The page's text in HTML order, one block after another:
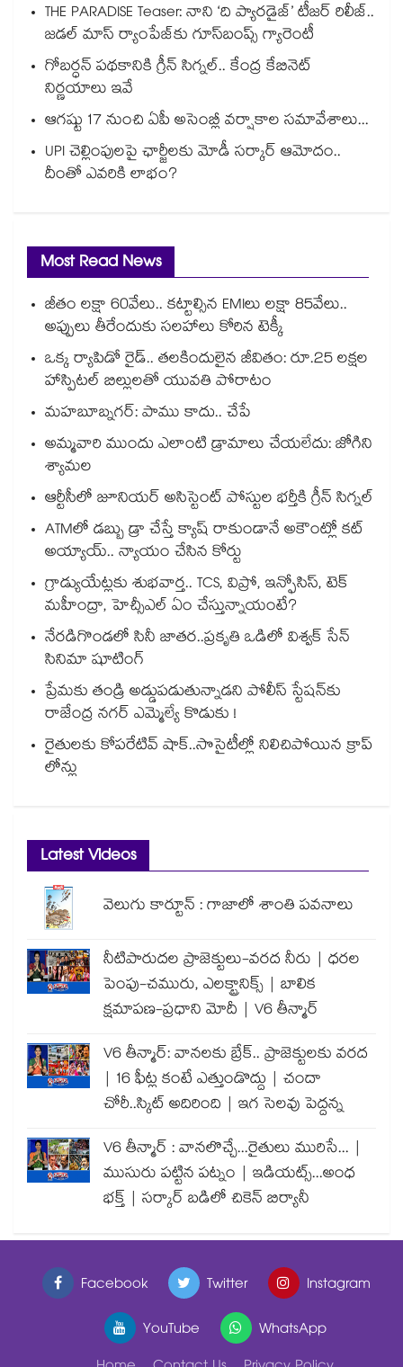
THE PARADISE Teaser: నాని ‘ది ప్యారడైజ్‌‌’ టీజర్ రిలీజ్..
జడల్ మాస్ ర్యాంపేజ్‌కు గూస్‌బంప్స్ గ్యారెంటీ
గోబర్ధన్ పథకానికి గ్రీన్ సిగ్నల్.. కేంద్ర కేబినెట్
నిర్ణయాలు ఇవే
ఆగష్టు 17 నుంచి ఏపీ అసెంబ్లీ వర్షాకాల సమావేశాలు...
UPI చెల్లింపులపై ఛార్జీలకు మోడీ సర్కార్ ఆమోదం..
దీంతో ఎవరికి లాభం?
Most Read News
జీతం లక్షా 60వేలు.. కట్టాల్సిన EMIలు లక్షా 85వేలు..
అప్పులు తీరేందుకు సలహాలు కోరిన టెక్కీ
ఒక్క ర్యాపిడో రైడ్.. తలకిందులైన జీవితం: రూ.25 లక్షల
హాస్పిటల్ బిల్లులతో యువతి పోరాటం
మహబూబ్నగర్: పాము కాదు.. చేపే
అమ్మవారి ముందు ఎలాంటి డ్రామాలు చేయలేదు: జోగిని
శ్యామల
ఆర్టీసీలో జూనియర్ అసిస్టెంట్‌‌ పోస్టుల భర్తీకి గ్రీన్‌‌ సిగ్నల్
ATMలో డబ్బు డ్రా చేస్తే క్యాష్ రాకుండానే అకౌంట్లో కట్
అయ్యాయ్.. న్యాయం చేసిన కోర్టు
గ్రాడ్యుయేట్లకు శుభవార్త.. TCS, విప్రో, ఇన్ఫోసిస్, టెక్
మహీంద్రా, హెచ్సీఎల్ ఏం చేస్తున్నాయంటే?
నేరడిగొండలో సినీ జాతర..ప్రకృతి ఒడిలో విశ్వక్ సేన్
సినిమా షూటింగ్
ప్రేమకు తండ్రి అడ్డుపడుతున్నాడని పోలీస్ స్టేషన్⁪కు
రాజేంద్ర నగర్ ఎమ్మెల్యే కొడుకు !
రైతులకు కోపరేటివ్ షాక్..సొసైటీల్లో నిలిచిపోయిన క్రాప్
లోన్లు
Latest Videos
వెలుగు కార్టూన్ : గాజాలో శాంతి పవనాలు
నీటిపారుదల ప్రాజెక్టులు-వరద నీరు | ధరల
పెంపు-చమురు, ఎలక్ట్రానిక్స్ | బాలిక
క్షమాపణ-ప్రధాని మోదీ | V6 తీన్మార్
V6 తీన్మార్: వానలకు బ్రేక్.. ప్రాజెక్టులకు వరద
| 16 ఫీట్ల కంటే ఎత్తుండొద్దు | చందా
చోరీ..స్కిట్ అదిరింది | ఇగ సెలవు పెద్దన్న
V6 తీన్మార్ : వానలొచ్చే...రైతులు మురిసే... |
ముసురు పట్టిన పట్నం | ఇడియట్స్...అంధ
భక్త్ | సర్కార్ బడిలో చికెన్ బిర్యానీ
Facebook Twitter
Instagram
YouTube
WhatsApp